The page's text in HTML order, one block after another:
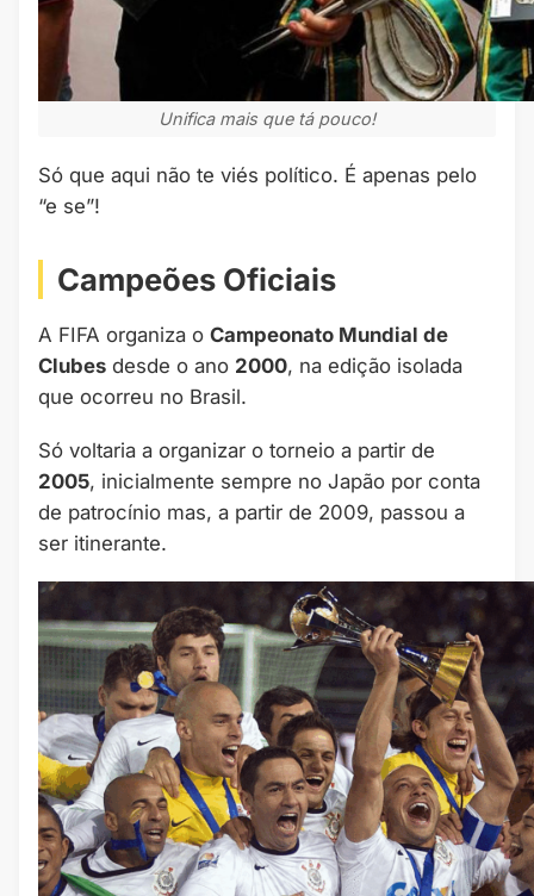
Unifica mais que tá pouco!
Só que aqui não te viés político. É apenas pelo
“e se”!
Campeões Oficiais
A FIFA organiza o Campeonato Mundial de
Clubes desde o ano 2000, na edição isolada
que ocorreu no Brasil.
Só voltaria a organizar o torneio a partir de
2005, inicialmente sempre no Japão por conta
de patrocínio mas, a partir de 2009, passou a
ser itinerante.